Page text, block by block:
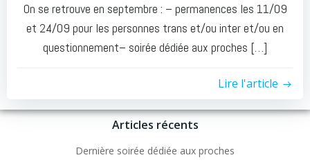
On se retrouve en septembre : – permanences les 11/09
et 24/09 pour les personnes trans et/ou inter et/ou en
questionnement– soirée dédiée aux proches […]
Lire l'article
Articles récents
Dernière soirée dédiée aux proches